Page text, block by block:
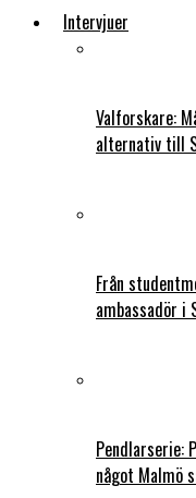
Intervjuer
Valforskare:
alternativ till
Från
ambassadör i
Pendlarserie:
något Malmö